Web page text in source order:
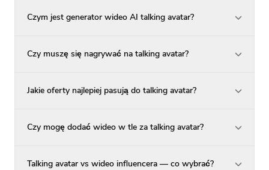
Czym jest generator wideo AI talking avatar?
Czy muszę się nagrywać na talking avatar?
Jakie oferty najlepiej pasują do talking avatar?
Czy mogę dodać wideo w tle za talking avatar?
Talking avatar vs wideo influencera — co wybrać?